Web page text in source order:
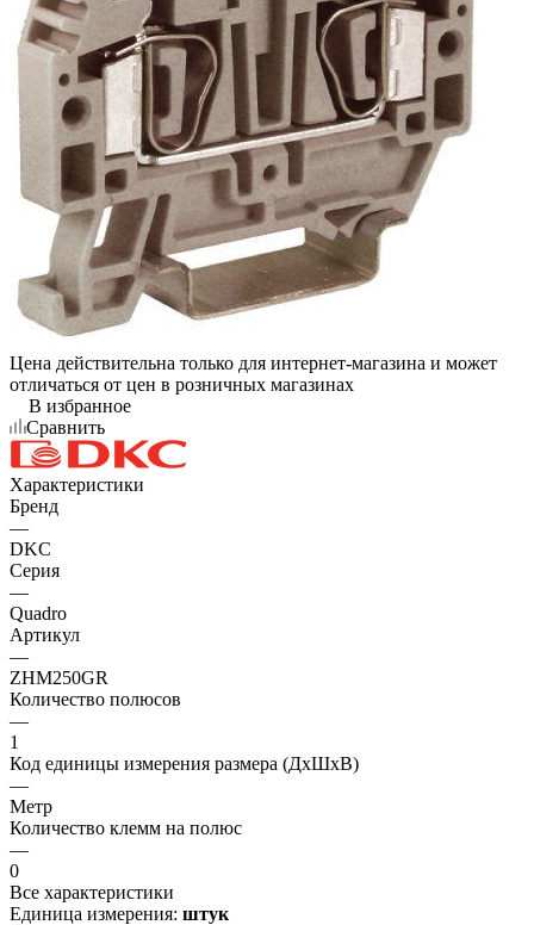
Цена действительна только для интернет-магазина и может
отличаться от цен в розничных магазинах
В избранное
Сравнить
Характеристики
Бренд
—
DKC
Серия
—
Quadro
Артикул
—
ZHM250GR
Количество полюсов
—
1
Код единицы измерения размера (ДхШхВ)
—
Метр
Количество клемм на полюс
—
0
Все характеристики
Единица измерения: штук